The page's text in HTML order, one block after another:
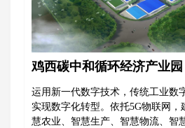
鸡西碳中和循环经济产业园
运用新一代数字技术，传统工业数
实现数字化转型。依托5G物联网
慧农业、智慧生产、智慧物流、智